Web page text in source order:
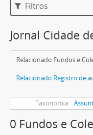
Filtros
Jornal Cidade
Relacionado Fundos e
Relacionado Registro de
Taxonomia
0 Fundos e